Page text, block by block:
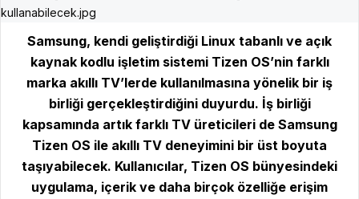
Samsung, kendi geliştirdiği Linux tabanlı ve açık
kaynak kodlu işletim sistemi Tizen OS’nin farklı
marka akıllı TV’lerde kullanılmasına yönelik bir iş
birliği gerçekleştirdiğini duyurdu. İş birliği
kapsamında artık farklı TV üreticileri de Samsung
Tizen OS ile akıllı TV deneyimini bir üst boyuta
taşıyabilecek. Kullanıcılar, Tizen OS bünyesindeki
uygulama, içerik ve daha birçok özelliğe erişim